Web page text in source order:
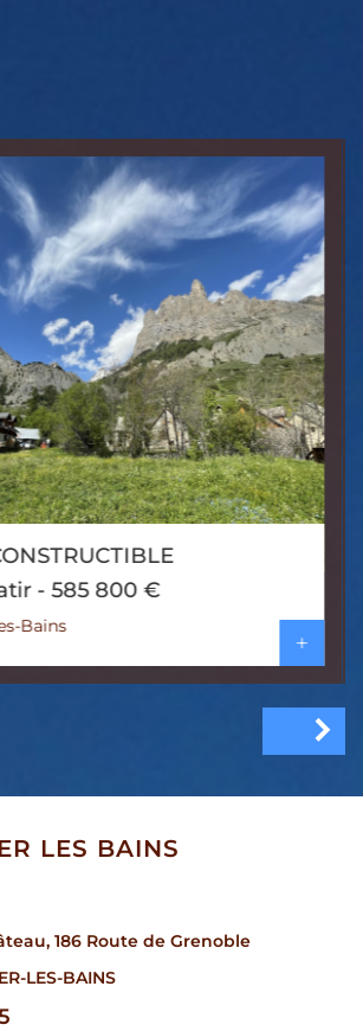
avec permis[...]
- 468 000 €
+
LES BAINS
186 Route de Grenoble
LES-BAINS